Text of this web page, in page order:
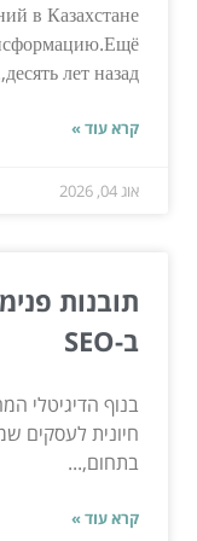
в Казахстане
десять лет назад,...
קרא עוד »
אוג 04, 2026
תובנות
ב-SEO
חיונית לעסקים
בתחום,...
קרא עוד »